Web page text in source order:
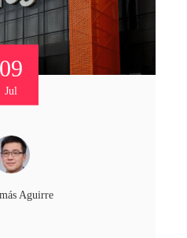
09
Jul
Aguirre